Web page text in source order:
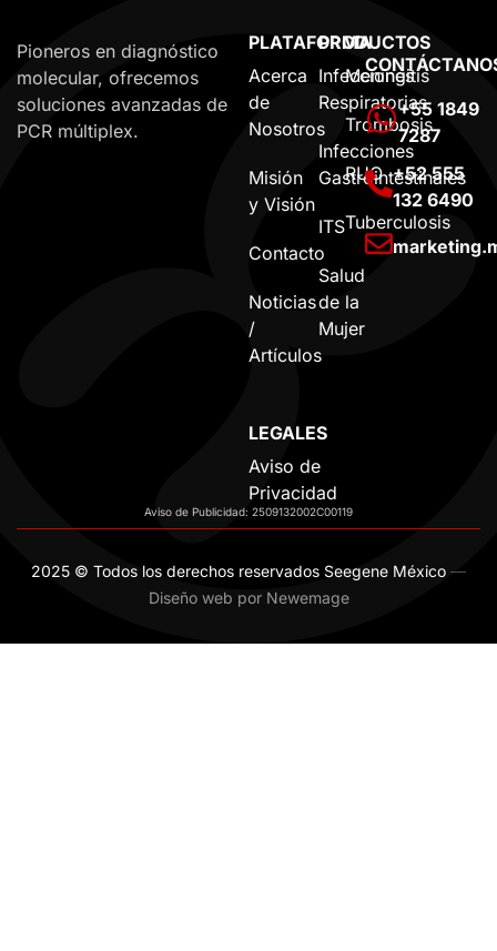
Pioneros en diagnóstico
molecular, ofrecemos
soluciones avanzadas de
PCR múltiplex.
PLATAFORMA
Acerca
de
Nosotros
Misión
y Visión
Contacto
Noticias
/
Artículos
LEGALES
Aviso de
Privacidad
PRODUCTOS
Infecciones
Respiratorias
Infecciones
Gastrointestinales
ITS
Salud
de la
Mujer
Meningitis
Trombosis
RUO
Tuberculosis
+55 1849
7287
+52 555
132 6490
Aviso de Publicidad: 2509132002C00119
2025 © Todos los derechos reservados Seegene México —
Diseño web por Newemage